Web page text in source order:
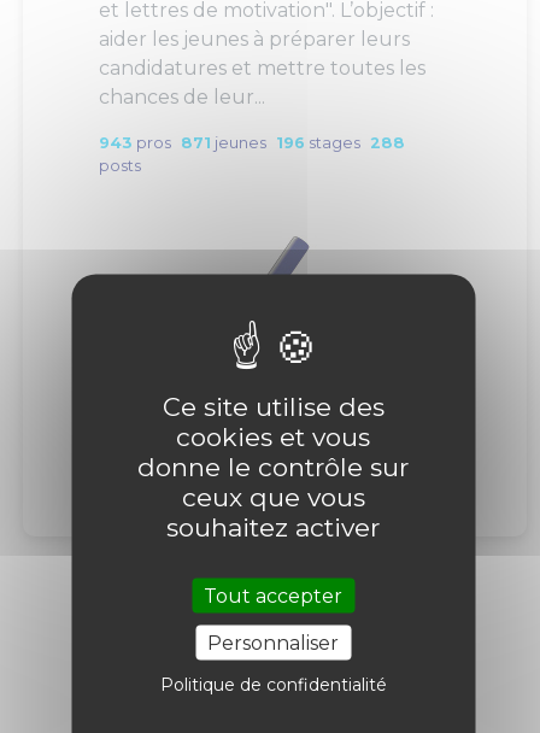
et lettres de motivation". L’objectif :
aider les jeunes à préparer leurs
candidatures et mettre toutes les
chances de leur...
943 pros 871 jeunes 196 stages 288
posts
Tous les groupes
Ce site utilise des
cookies et vous
donne le contrôle sur
ceux que vous
souhaitez activer
Tout accepter
Personnaliser
Politique de confidentialité